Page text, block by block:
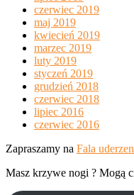
czerwiec 2019
maj 2019
kwiecień 2019
marzec 2019
luty 2019
styczeń 2019
grudzień 2018
czerwiec 2018
lipiec 2016
czerwiec 2016
Zapraszamy na Fala
Masz krzywe nogi ? Mogą